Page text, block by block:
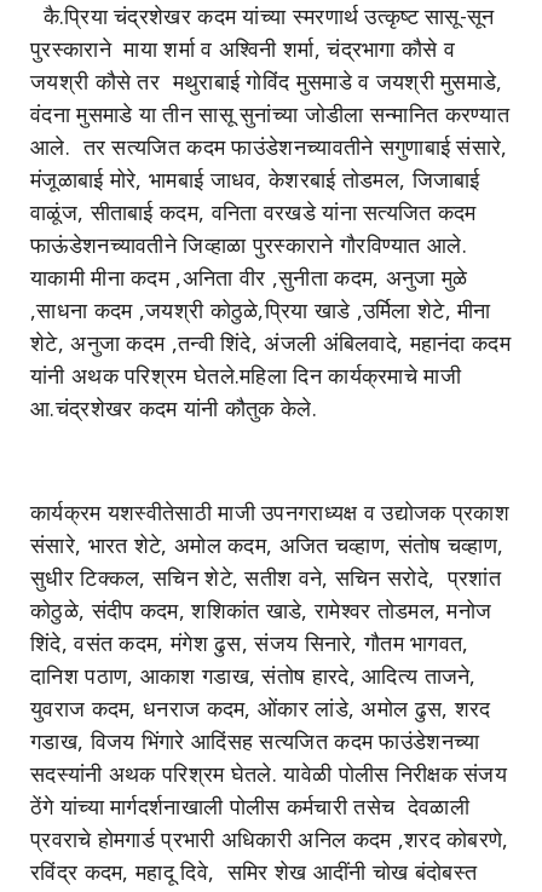
कै.प्रिया चंद्रशेखर कदम यांच्या स्मरणार्थ उत्कृष्ट सासू-सून
पुरस्काराने माया शर्मा व अश्विनी शर्मा, चंद्रभागा कौसे व
जयश्री कौसे तर मथुराबाई गोविंद मुसमाडे व जयश्री मुसमाडे,
वंदना मुसमाडे या तीन सासू सुनांच्या जोडीला सन्मानित करण्यात
आले. तर सत्यजित कदम फाउंडेशनच्यावतीने सगुणाबाई संसारे,
मंजूळाबाई मोरे, भामबाई जाधव, केशरबाई तोडमल, जिजाबाई
वाळूंज, सीताबाई कदम, वनिता वरखडे यांना सत्यजित कदम
फाऊंडेशनच्यावतीने जिव्हाळा पुरस्काराने गौरविण्यात आले.
याकामी मीना कदम ,अनिता वीर ,सुनीता कदम, अनुजा मुळे
,साधना कदम ,जयश्री कोठुळे,प्रिया खाडे ,उर्मिला शेटे, मीना
शेटे, अनुजा कदम ,तन्वी शिंदे, अंजली अंबिलवादे, महानंदा कदम
यांनी अथक परिश्रम घेतले.महिला दिन कार्यक्रमाचे माजी
आ.चंद्रशेखर कदम यांनी कौतुक केले.
कार्यक्रम यशस्वीतेसाठी माजी उपनगराध्यक्ष व उद्योजक प्रकाश
संसारे, भारत शेटे, अमोल कदम, अजित चव्हाण, संतोष चव्हाण,
सुधीर टिक्कल, सचिन शेटे, सतीश वने, सचिन सरोदे, प्रशांत
कोठुळे, संदीप कदम, शशिकांत खाडे, रामेश्वर तोडमल, मनोज
शिंदे, वसंत कदम, मंगेश ढुस, संजय सिनारे, गौतम भागवत,
दानिश पठाण, आकाश गडाख, संतोष हारदे, आदित्य ताजने,
युवराज कदम, धनराज कदम, ओंकार लांडे, अमोल ढुस, शरद
गडाख, विजय भिंगारे आदिंसह सत्यजित कदम फाउंडेशनच्या
सदस्यांनी अथक परिश्रम घेतले. यावेळी पोलीस निरीक्षक संजय
ठेंगे यांच्या मार्गदर्शनाखाली पोलीस कर्मचारी तसेच देवळाली
प्रवराचे होमगार्ड प्रभारी अधिकारी अनिल कदम ,शरद कोबरणे,
रविंद्र कदम, महादू दिवे, समिर शेख आदींनी चोख बंदोबस्त